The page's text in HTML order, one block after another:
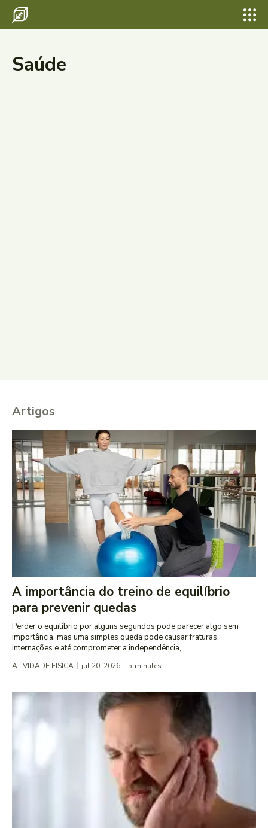
Saúde
Artigos
A importância do treino de equilíbrio
para prevenir quedas
Perder o equilíbrio por alguns segundos pode parecer algo sem
importância, mas uma simples queda pode causar fraturas,
internações e até comprometer a independência,...
ATIVIDADE FISICA jul 20, 2026 5 minutes